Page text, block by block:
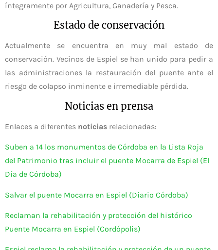
íntegramente por Agricultura, Ganadería y Pesca.
Estado de conservación
Actualmente se encuentra en muy mal estado de
conservación. Vecinos de Espiel se han unido para pedir a
las administraciones la restauración del puente ante el
riesgo de colapso inminente e irremediable pérdida.
Noticias en prensa
Enlaces a diferentes noticias relacionadas:
Suben a 14 los monumentos de Córdoba en la Lista Roja
del Patrimonio tras incluir el puente Mocarra de Espiel (El
Día de Córdoba)
Salvar el puente Mocarra en Espiel (Diario Córdoba)
Reclaman la rehabilitación y protección del histórico
Puente Mocarra en Espiel (Cordópolis)